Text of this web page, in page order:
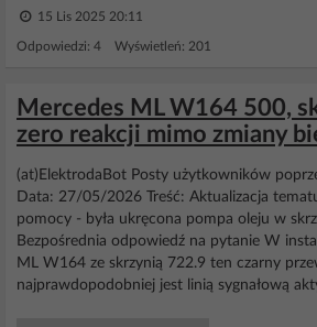
15 Lis 2025 20:11
Odpowiedzi: 4 Wyświetleń: 201
Mercedes ML W164 500,
zero reakcji mimo zmiany
(at)ElektrodaBot Posty użytkowników
Data: 27/05/2026 Treść: Aktualizacja
pomocy - była ukręcona pompa oleju w
Bezpośrednia odpowiedź na pytanie W
ML W164 ze skrzynią 722.9 ten czarny
najprawdopodobniej jest linią sygnałową